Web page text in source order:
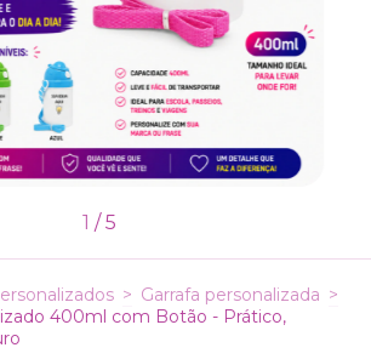
1 /5
> Garrafa personalizada >
400ml com Botão - Prático,